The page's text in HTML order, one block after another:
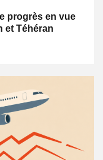
progrès en vue
et Téhéran